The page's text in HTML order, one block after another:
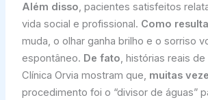
Além disso, pacientes satisfeitos
vida social e profissional. Como
muda, o olhar ganha brilho e o sorriso
espontâneo. De fato, histórias reais
Clínica Orvia mostram que, muitas
procedimento foi o “divisor de águas”